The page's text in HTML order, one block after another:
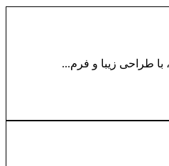
با طراحی زیبا و فرم...